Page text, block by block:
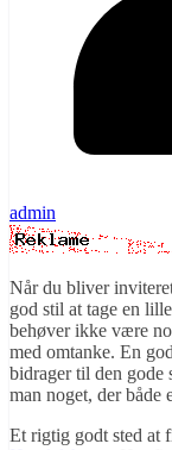
admin
Når du bliver
god stil at tage en
behøver ikke være
med omtanke. En
bidrager til den gode
man noget, der både
Et rigtig godt sted at